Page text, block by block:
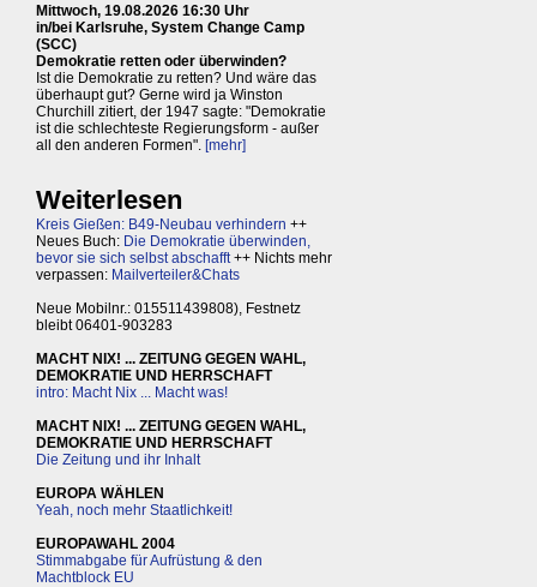
Mittwoch, 19.08.2026 16:30 Uhr
in/bei Karlsruhe, System Change Camp
(SCC)
Demokratie retten oder überwinden?
Ist die Demokratie zu retten? Und wäre das
überhaupt gut? Gerne wird ja Winston
Churchill zitiert, der 1947 sagte: "Demokratie
ist die schlechteste Regierungsform - außer
all den anderen Formen". [mehr]
Weiterlesen
Kreis Gießen: B49-Neubau verhindern ++
Neues Buch: Die Demokratie überwinden,
bevor sie sich selbst abschafft++ Nichts mehr
verpassen: Mailverteiler&Chats
Neue Mobilnr.: 015511439808), Festnetz
bleibt 06401-903283
MACHT NIX! ... ZEITUNG GEGEN WAHL,
DEMOKRATIE UND HERRSCHAFT
intro: Macht Nix ... Macht was!
MACHT NIX! ... ZEITUNG GEGEN WAHL,
DEMOKRATIE UND HERRSCHAFT
Die Zeitung und ihr Inhalt
EUROPA WÄHLEN
Yeah, noch mehr Staatlichkeit!
EUROPAWAHL 2004
Stimmabgabe für Aufrüstung & den
Machtblock EU